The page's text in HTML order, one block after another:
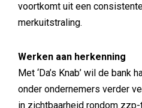
voortkomt uit een
merkuitstraling.
Werken aan herkenning
Met ‘Da’s Knab’ wil de bank
onder ondernemers verder
in zichtbaarheid rondom zzp-